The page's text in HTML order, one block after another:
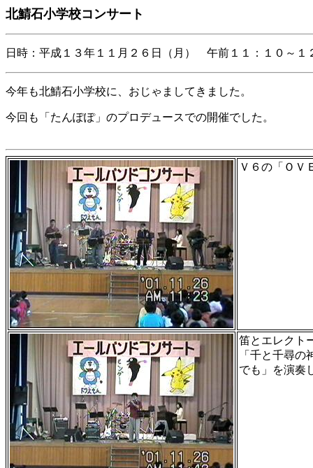
北鯖石小学校コンサート
日時：平成１３年１１月２６日（月） 午前１１：１０～１
今年も北鯖石小学校に、おじゃましてきました。
今回も「たんぽぽ」のプロデュースでの開催でした。
Ｖ６の「ＯＶ
笛とエレクト
「千と千尋
でも」を演奏